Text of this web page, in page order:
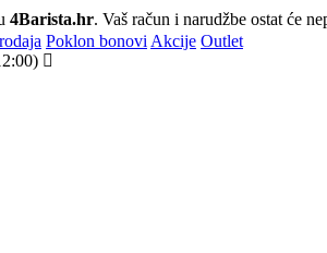
4Barista.hr. Vaš račun i narudžbe ostat će
Poklon bonovi Akcije Outlet